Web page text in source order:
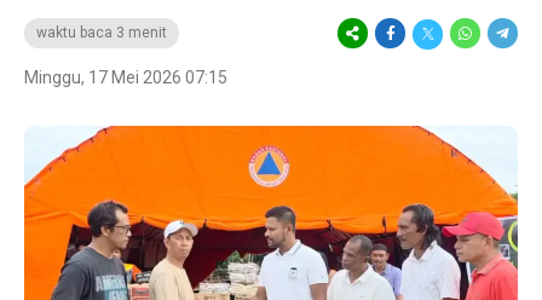
waktu baca 3 menit
Minggu, 17 Mei 2026 07:15